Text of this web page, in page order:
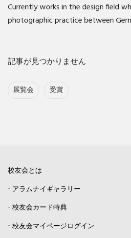
Currently works in the design field
photographic practice between
記事が見つかりません
展覧会 受賞
校友会とは
- アラムナイギャラリー
- 校友会カード特典
- 校友会マイページログイン